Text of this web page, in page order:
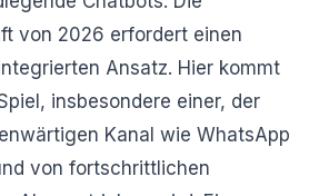
von 2026 erfordert einen
Ansatz. Hier kommt
insbesondere einer, der
Kanal wie WhatsApp
von fortschrittlichen